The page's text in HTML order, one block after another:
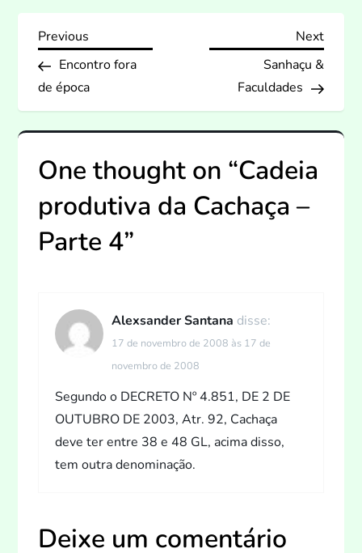
N
a
v
e
g
a
P
s
Previous
Post
Previous
Encontro fora
de época
Next
Next
Sanhaçu &
Faculdades
One thought on “Cadeia
produtiva da Cachaça –
Parte 4”
Alexsander Santana disse:
17 de novembro de 2008 às 17 de
novembro de 2008
Segundo o DECRETO Nº 4.851, DE 2 DE
OUTUBRO DE 2003, Atr. 92, Cachaça
deve ter entre 38 e 48 GL, acima disso,
tem outra denominação.
Deixe um comentário